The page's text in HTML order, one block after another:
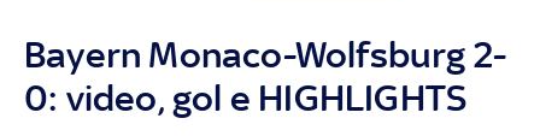
Bayern Monaco-Wolfsburg 2-
0: video, gol e HIGHLIGHTS